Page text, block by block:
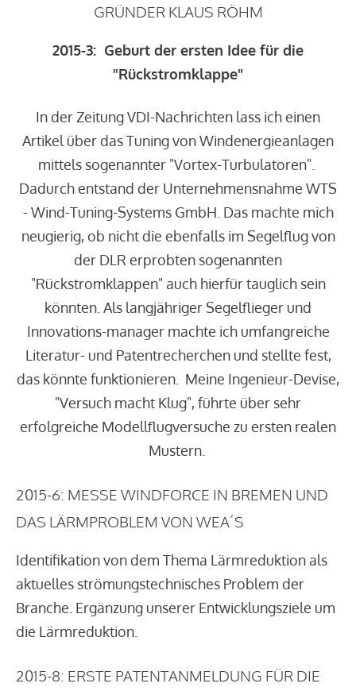
GRÜNDER KLAUS RÖHM
2015-3: Geburt der ersten Idee für die
"Rückstromklappe"
In der Zeitung VDI-Nachrichten lass ich einen
Artikel über das Tuning von Windenergieanlagen
mittels sogenannter "Vortex-Turbulatoren".
Dadurch entstand der Unternehmensnahme WTS
- Wind-Tuning-Systems GmbH. Das machte mich
neugierig, ob nicht die ebenfalls im Segelflug von
der DLR erprobten sogenannten
"Rückstromklappen" auch hierfür tauglich sein
könnten. Als langjähriger Segelflieger und
Innovations-manager machte ich umfangreiche
Literatur- und Patentrecherchen und stellte fest,
das könnte funktionieren. Meine Ingenieur-Devise,
"Versuch macht Klug", führte über sehr
erfolgreiche Modellflugversuche zu ersten realen
Mustern.
2015-6: MESSE WINDFORCE IN BREMEN UND
DAS LÄRMPROBLEM VON WEA´S
Identifikation von dem Thema Lärmreduktion als
aktuelles strömungstechnisches Problem der
Branche. Ergänzung unserer Entwicklungsziele um
die Lärmreduktion.
2015-8: ERSTE PATENTANMELDUNG FÜR DIE